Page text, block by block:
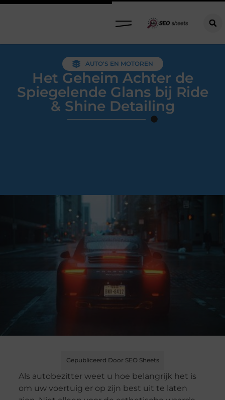
AUTO'S EN MOTOREN
Het Geheim Achter de
Spiegelende Glans bij Ride
& Shine Detailing
Gepubliceerd Door SEO Sheets
Als autobezitter weet u hoe belangrijk het is
om uw voertuig er op zijn best uit te laten